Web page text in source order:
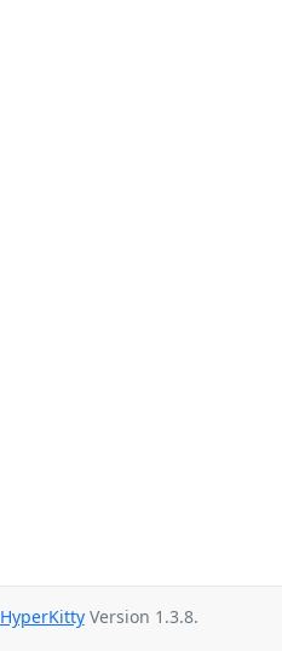
HyperKittyVersion 1.3.8.